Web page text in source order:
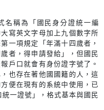
名稱為「國民身分證統一編
寫英文字母加上九個數字所
一項規定「年滿十四歲者，
者，得申請發給」，但國民
戶口就會有身份證字號了。
也存在著他國國籍的人，這
便在現有的系統中使用，已
一證號」，格式基本與國民